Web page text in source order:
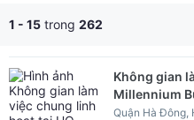
1 - 15 trong 262
Không gian
Millennium
Quận Hà Đông,